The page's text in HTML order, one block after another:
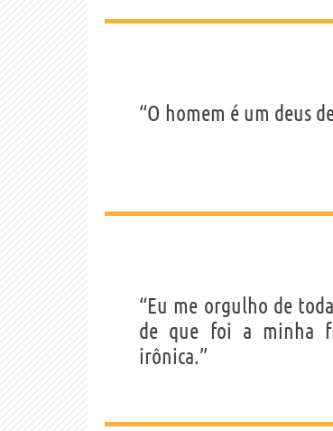
“O homem é um deus
“Eu me orgulho de
de que foi a minha
irônica.”